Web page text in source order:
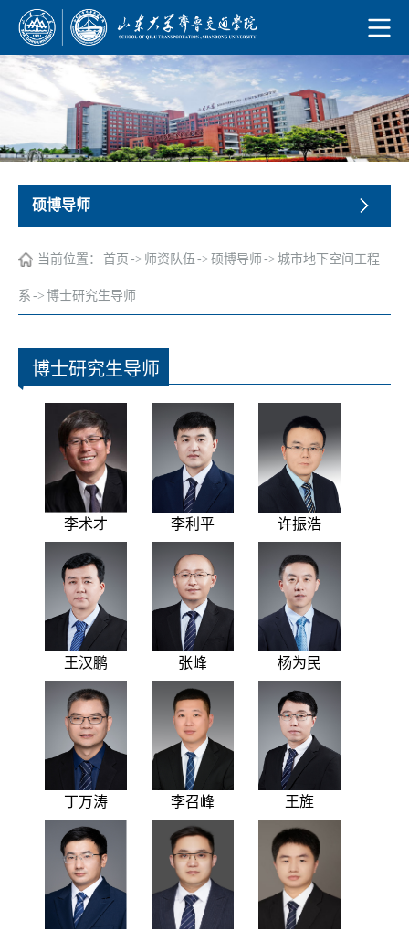
硕博导师
当前位置： 首页 -> 师资队伍 -> 硕博导师-> 城市地下空间工程
系 -> 博士研究生导师
博士研究生导师
李术才 李利平 许振浩
王汉鹏 张峰 杨为民
丁万涛 李召峰 王旌